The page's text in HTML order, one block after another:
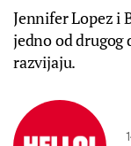
Jennifer Lopez i
jedno od drugog
razvijaju.